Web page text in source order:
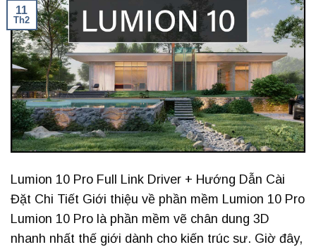
11
Th2
Lumion 10 Pro Full Link Driver + Hướng Dẫn Cài
Đặt Chi Tiết Giới thiệu về phần mềm Lumion 10 Pro
Lumion 10 Pro là phần mềm vẽ chân dung 3D
nhanh nhất thế giới dành cho kiến ​​trúc sư. Giờ đây,